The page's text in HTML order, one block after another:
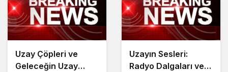
Uzay Çöpleri ve
Geleceğin Uzay
Uzayın Sesleri:
Radyo Dalgaları ve